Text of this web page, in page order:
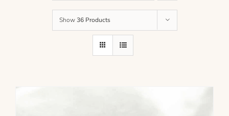
LIÊN HỆ – CONTACT US
Show 36 Products